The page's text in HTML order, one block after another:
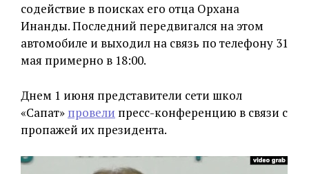
содействие в поисках его отца Орхана
Инанды. Последний передвигался на этом
автомобиле и выходил на связь по телефону 31
мая примерно в 18:00.
Днем 1 июня представители сети школ
«Сапат» провели пресс-конференцию в связи с
пропажей их президента.